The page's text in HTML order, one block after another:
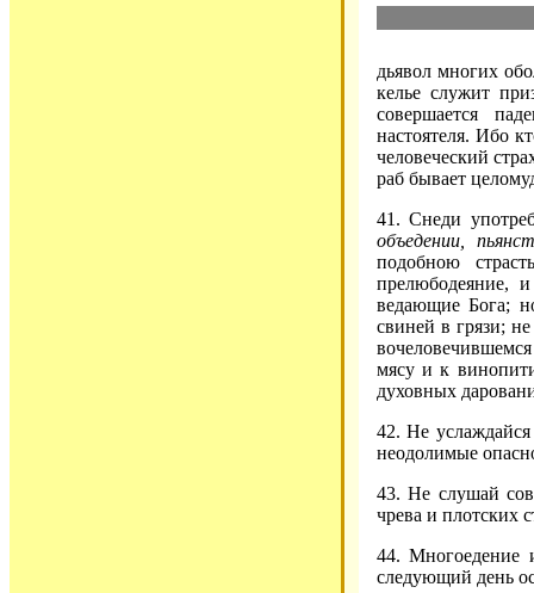
дьявол многих
келье служит
совершается
настоятеля. Ибо
человеческий
раб бывает
41. Снеди
объедении,
подобною
прелюбодеяние,
ведающие Бога;
свиней в грязи;
мясу и к
духовных
42. Не
неодолимые
43. Не слушай
чрева и плотских
44. Многоедение
следующий день